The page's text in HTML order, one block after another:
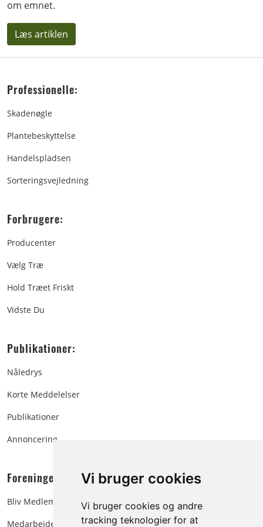
Vi bruger cookies
Vi bruger cookies og andre
tracking teknologier for at
om emnet.
Læs artiklen
Professionelle:
Skadenøgle
Plantebeskyttelse
Handelspladsen
Sorteringsvejledning
Forbrugere:
Producenter
Vælg Træ
Hold Træet Friskt
Vidste Du
Publikationer:
Nåledrys
Korte Meddelelser
Publikationer
Annoncering
Foreningen:
Bliv Medlem
Medarbejdere